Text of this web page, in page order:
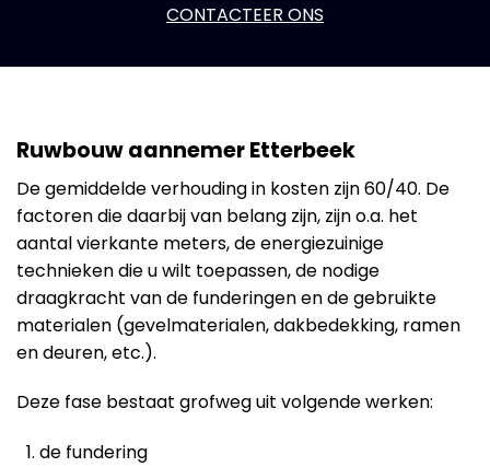
CONTACTEER ONS
Ruwbouw aannemer Etterbeek
De gemiddelde verhouding in kosten zijn 60/40. De
factoren die daarbij van belang zijn, zijn o.a. het
aantal vierkante meters, de energiezuinige
technieken die u wilt toepassen, de nodige
draagkracht van de funderingen en de gebruikte
materialen (gevelmaterialen, dakbedekking, ramen
en deuren, etc.).
Deze fase bestaat grofweg uit volgende werken:
de fundering